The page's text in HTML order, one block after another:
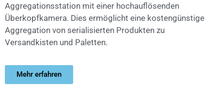
Aggregationsstation mit einer hochauflösenden
Überkopfkamera. Dies ermöglicht eine kostengünstige
Aggregation von serialisierten Produkten zu
Versandkisten und Paletten.
Mehr erfahren